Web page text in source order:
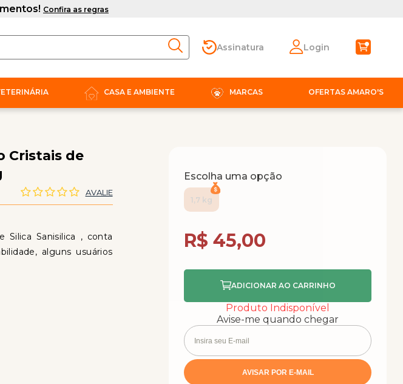
Assinatura Login
CASA E AMBIENTE MARCAS OFERTAS AMARO'S
Cristais de
AVALIE
Silica Sanisilica , conta
alguns usuários
Escolha uma opção
1,7 kg
R$ 45,00
Produto Indisponível
Avise-me quando chegar